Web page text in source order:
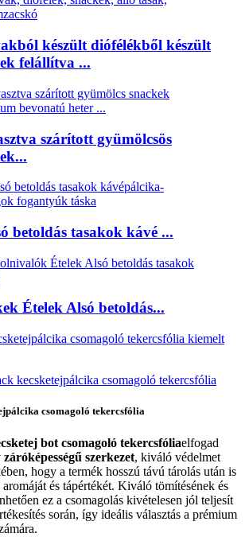
készült diófélékből készült
felállítva ...
szárított gyümölcsös
betoldás tasakok kávé ...
Ételek Alsó betoldás...
csomagoló tekercsfólia
bot csomagoló tekercsfóliaelfogad
szerkezet, kiváló védelmet
hogy a termék hosszú távú tárolás után is
és tápértékét. Kiváló tömítésének és
ez a csomagolás kivételesen jól teljesít
során, így ideális választás a prémium